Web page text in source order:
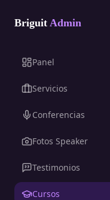
Briguit Admin
Panel
Servicios
Conferencias
Fotos Speaker
Testimonios
Cursos